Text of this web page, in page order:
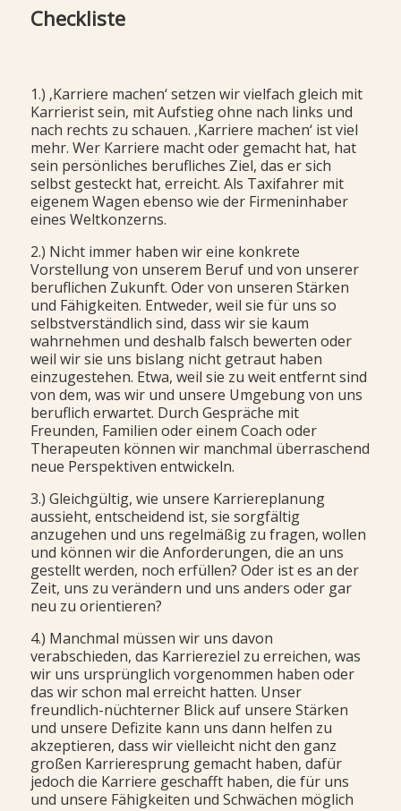
Checkliste
1.) ‚Karriere machen‘ setzen wir vielfach gleich mit
Karrierist sein, mit Aufstieg ohne nach links und
nach rechts zu schauen. ‚Karriere machen‘ ist viel
mehr. Wer Karriere macht oder gemacht hat, hat
sein persönliches berufliches Ziel, das er sich
selbst gesteckt hat, erreicht. Als Taxifahrer mit
eigenem Wagen ebenso wie der Firmeninhaber
eines Weltkonzerns.
2.) Nicht immer haben wir eine konkrete
Vorstellung von unserem Beruf und von unserer
beruflichen Zukunft. Oder von unseren Stärken
und Fähigkeiten. Entweder, weil sie für uns so
selbstverständlich sind, dass wir sie kaum
wahrnehmen und deshalb falsch bewerten oder
weil wir sie uns bislang nicht getraut haben
einzugestehen. Etwa, weil sie zu weit entfernt sind
von dem, was wir und unsere Umgebung von uns
beruflich erwartet. Durch Gespräche mit
Freunden, Familien oder einem Coach oder
Therapeuten können wir manchmal überraschend
neue Perspektiven entwickeln.
3.) Gleichgültig, wie unsere Karriereplanung
aussieht, entscheidend ist, sie sorgfältig
anzugehen und uns regelmäßig zu fragen, wollen
und können wir die Anforderungen, die an uns
gestellt werden, noch erfüllen? Oder ist es an der
Zeit, uns zu verändern und uns anders oder gar
neu zu orientieren?
4.) Manchmal müssen wir uns davon
verabschieden, das Karriereziel zu erreichen, was
wir uns ursprünglich vorgenommen haben oder
das wir schon mal erreicht hatten. Unser
freundlich-nüchterner Blick auf unsere Stärken
und unsere Defizite kann uns dann helfen zu
akzeptieren, dass wir vielleicht nicht den ganz
großen Karrieresprung gemacht haben, dafür
jedoch die Karriere geschafft haben, die für uns
und unsere Fähigkeiten und Schwächen möglich